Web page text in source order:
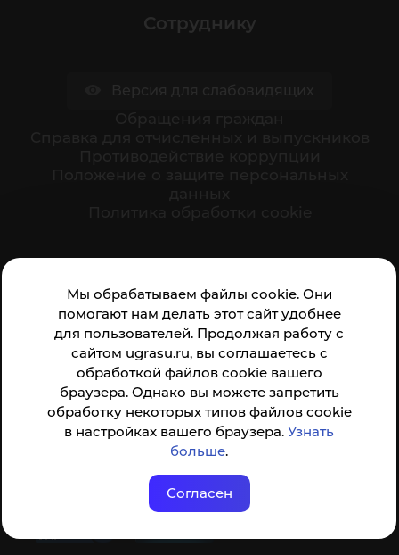
Мы обрабатываем файлы cookie. Они
помогают нам делать этот сайт удобнее
для пользователей. Продолжая работу с
сайтом ugrasu.ru, вы соглашаетесь с
обработкой файлов cookie вашего
браузера. Однако вы можете запретить
обработку некоторых типов файлов cookie
в настройках вашего браузера.Узнать
больше.
Согласен
Сотруднику
организации:
Анкета доступна по QR-коду, а так же по прямой
ссылке
© ФГБОУ ВО ЮГУ 2001–2026